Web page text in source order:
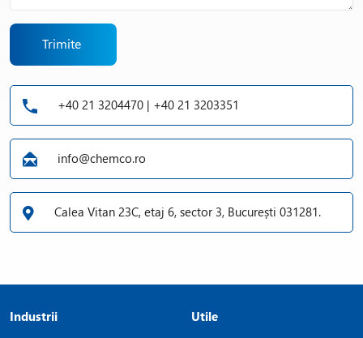
Trimite
+40 21 3204470 | +40 21 3203351
info@chemco.ro
Calea Vitan 23C, etaj 6, sector 3, București 031281.
Industrii
Utile